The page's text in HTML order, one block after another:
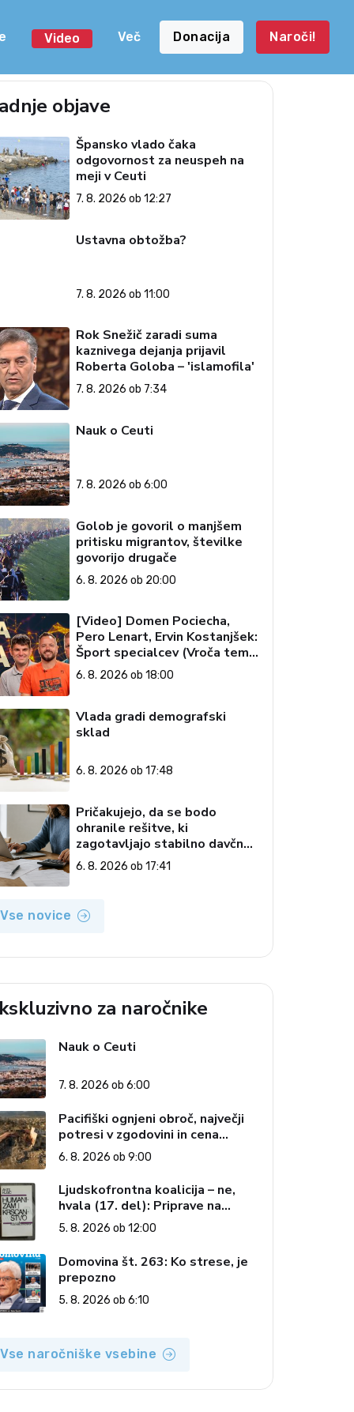
Video Več Donacija Naroči!
objave
Špansko vlado čaka
odgovornost za neuspeh na
meji v Ceuti
7. 8. 2026 ob 12:27
Ustavna obtožba?
7. 8. 2026 ob 11:00
Rok Snežič zaradi suma
kaznivega dejanja prijavil
Roberta Goloba – 'islamofila'
7. 8. 2026 ob 7:34
Nauk o Ceuti
7. 8. 2026 ob 6:00
Golob je govoril o manjšem
pritisku migrantov, številke
govorijo drugače
6. 8. 2026 ob 20:00
[Video] Domen Pociecha,
Pero Lenart, Ervin Kostanjšek:
Šport specialcev (Vroča tema,
6. 8. 2026)
6. 8. 2026 ob 18:00
Vlada gradi demografski
sklad
6. 8. 2026 ob 17:48
Pričakujejo, da se bodo
ohranile rešitve, ki
zagotavljajo stabilno davčno
okolje
6. 8. 2026 ob 17:41
Vse novice
za naročnike
Nauk o Ceuti
7. 8. 2026 ob 6:00
Pacifiški ognjeni obroč, največji
potresi v zgodovini in cena
pozabe
6. 8. 2026 ob 9:00
Ljudskofrontna koalicija – ne,
hvala (17. del): Priprave na
sestop z oblasti – dvorska
opozicija 6: Gramsci na delu:
Revija 2000 in revolucionarna
izvotlitev krščanstva
5. 8. 2026 ob 12:00
Domovina št. 263: Ko strese, je
prepozno
5. 8. 2026 ob 6:10
Vse naročniške vsebine